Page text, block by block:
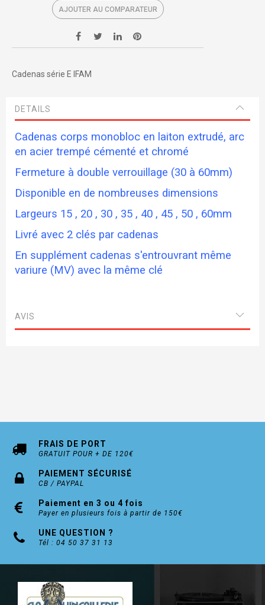
AJOUTER AU COMPARATEUR
Cadenas série E IFAM
DETAILS
Cadenas corps monobloc en laiton extrudé, arc
en acier trempé cémenté et chromé
Fermeture à double verrouillage (30 à 60mm)
Disponible en de nombreuses dimensions
Largeurs 15 , 20 , 30 , 35 , 40 , 45 , 50 , 60mm
Livré avec 2 clés par cadenas
En supplément cadenas s'entrouvrant même
variure (MV) avec la même clé
AVIS
FRAIS DE PORT
GRATUIT POUR + DE 120€
PAIEMENT SÉCURISÉ
CB / PAYPAL
Paiement en 3 ou 4 fois
Payer en plusieurs fois à partir de 150€
UNE QUESTION ?
Tél : 04 50 37 31 13